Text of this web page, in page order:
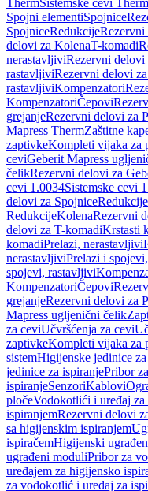
ThermSistemske cevi Therm
Spojni elementiSpojnice
SpojniceRedukcijeRezervni
delovi za KolenaT-komadi
nerastavljiviRezervni delovi
rastavljiviRezervni delovi
rastavljiviKompenzatori
KompenzatoriČepovi
grejanjeRezervni delovi za
Mapress ThermZaštitne
zaptivkeKompleti vijaka za
ceviGeberit Mapress
čelikRezervni delovi za
cevi 1.0034Sistemske cevi
delovi za SpojniceRedukcije
RedukcijeKolenaRezervni
delovi za T-komadiKrstasti
komadiPrelazi, nerastavljivi
nerastavljiviPrelazi i
spojevi, rastavljivi
KompenzatoriČepovi
grejanjeRezervni delovi za
Mapress ugljenični čelik
za ceviUčvršćenja za cevi
zaptivkeKompleti vijaka za
sistemHigijenske jedinice
jedinice za ispiranjePribor
ispiranjeSenzoriKablovi
pločeVodokotlići i uređaj
ispiranjemRezervni delovi
sa higijenskim ispiranjem
ispiračemHigijenski
ugrađeni moduliPribor za
uređajem za higijensko
za vodokotlić i uređaj za